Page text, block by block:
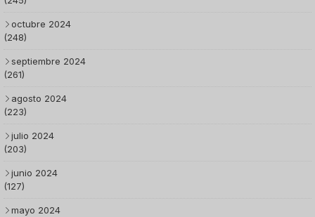
octubre 2024
(248)
septiembre 2024
(261)
agosto 2024
(223)
julio 2024
(203)
junio 2024
(127)
mayo 2024